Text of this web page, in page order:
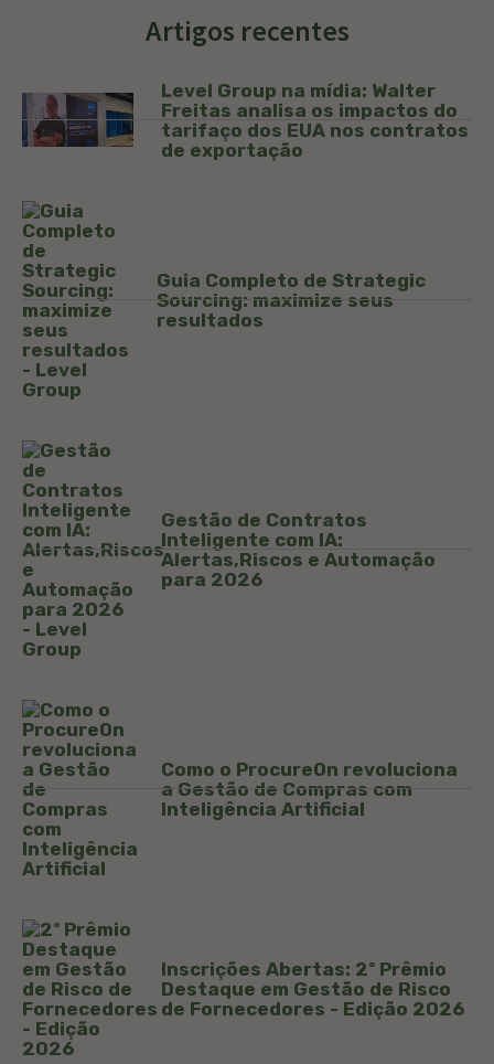
Artigos recentes
Level Group na mídia: Walter
Freitas analisa os impactos do
tarifaço dos EUA nos contratos
de exportação
Guia Completo de Strategic
Sourcing: maximize seus
resultados
Gestão de Contratos
Inteligente com IA:
Alertas,Riscos e Automação
para 2026
Como o ProcureOn revoluciona
a Gestão de Compras com
Inteligência Artificial
Inscrições Abertas: 2º Prêmio
Destaque em Gestão de Risco
de Fornecedores - Edição 2026